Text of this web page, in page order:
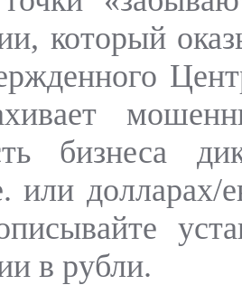
который
бизнеса
или долларах/
в рубли.